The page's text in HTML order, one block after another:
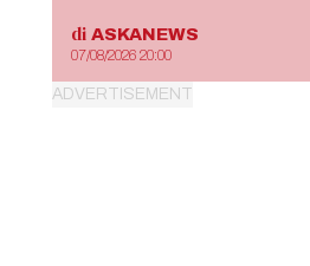
di ASKANEWS
07/08/2026 20:00